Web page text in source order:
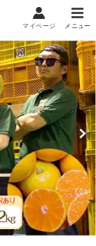
メニュー
マイページ